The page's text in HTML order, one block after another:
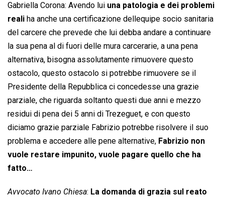
Gabriella Corona: Avendo lui una patologia e dei problemi
reali ha anche una certificazione dellequipe socio sanitaria
del carcere che prevede che lui debba andare a continuare
la sua pena al di fuori delle mura carcerarie, a una pena
alternativa, bisogna assolutamente rimuovere questo
ostacolo, questo ostacolo si potrebbe rimuovere se il
Presidente della Repubblica ci concedesse una grazie
parziale, che riguarda soltanto questi due anni e mezzo
residui di pena dei 5 anni di Trezeguet, e con questo
diciamo grazie parziale Fabrizio potrebbe risolvere il suo
problema e accedere alle pene alternative, Fabrizio non
vuole restare impunito, vuole pagare quello che ha
fatto…
Avvocato Ivano Chiesa: La domanda di grazia sul reato